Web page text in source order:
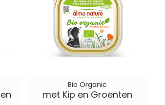
Bio Organic
met Kip en Groenten